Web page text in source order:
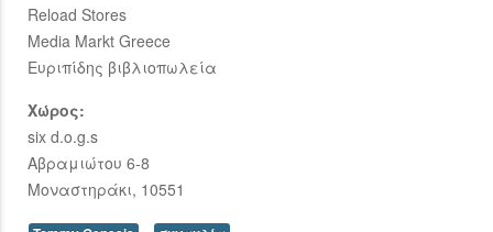
Reload Stores
Media Markt Greece
Ευριπίδης βιβλιοπωλεία
Χώρος:
six d.o.g.s
Αβραμιώτου 6-8
Μοναστηράκι, 10551